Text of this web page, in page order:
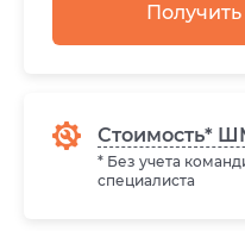
Стоимость*
* Без учета
специалиста